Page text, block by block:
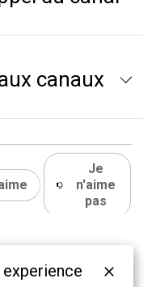
canaux
Je
n'aime
pas